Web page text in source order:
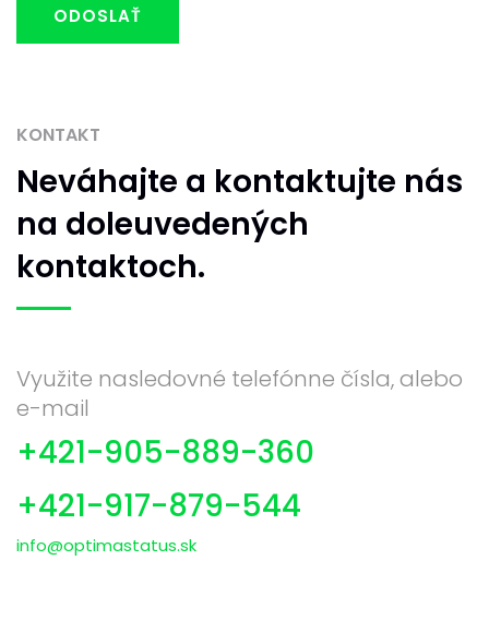
ODOSLAŤ
KONTAKT
Neváhajte a kontaktujte nás
na doleuvedených
kontaktoch.
Využite nasledovné telefónne čísla, alebo
e-mail
+421-905-889-360
+421-917-879-544
info@optimastatus.sk